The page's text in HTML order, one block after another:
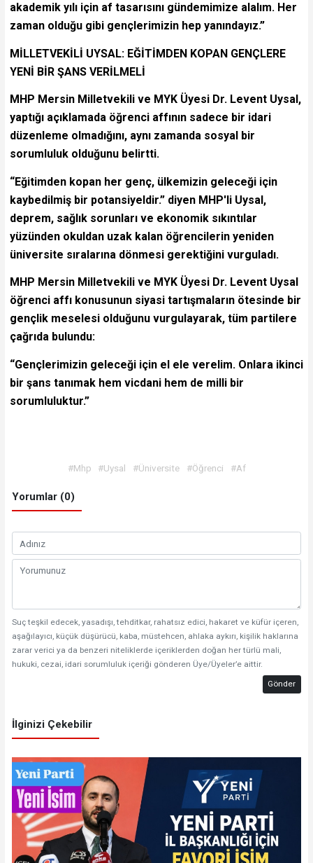
akademik yılı için af tasarısını gündemimize alalım. Her
zaman olduğu gibi gençlerimizin hep yanındayız.”
MİLLETVEKİLİ UYSAL: EĞİTİMDEN KOPAN GENÇLERE
YENİ BİR ŞANS VERİLMELİ
MHP Mersin Milletvekili ve MYK Üyesi Dr. Levent Uysal,
yaptığı açıklamada öğrenci affının sadece bir idari
düzenleme olmadığını, aynı zamanda sosyal bir
sorumluluk olduğunu belirtti.
“Eğitimden kopan her genç, ülkemizin geleceği için
kaybedilmiş bir potansiyeldir.” diyen MHP'li Uysal,
deprem, sağlık sorunları ve ekonomik sıkıntılar
yüzünden okuldan uzak kalan öğrencilerin yeniden
üniversite sıralarına dönmesi gerektiğini vurguladı.
MHP Mersin Milletvekili ve MYK Üyesi Dr. Levent Uysal
öğrenci affı konusunun siyasi tartışmaların ötesinde bir
gençlik meselesi olduğunu vurgulayarak, tüm partilere
çağrıda bulundu:
“Gençlerimizin geleceği için el ele verelim. Onlara ikinci
bir şans tanımak hem vicdani hem de milli bir
sorumluluktur.”
#Mhp #Uysal #Üniversite #Öğrenci #Af
Yorumlar (0)
Suç teşkil edecek, yasadışı, tehditkar, rahatsız edici, hakaret ve küfür içeren,
aşağılayıcı, küçük düşürücü, kaba, müstehcen, ahlaka aykırı, kişilik haklarına
zarar verici ya da benzeri niteliklerde içeriklerden doğan her türlü mali,
hukuki, cezai, idari sorumluluk içeriği gönderen Üye/Üyeler’e aittir.
Gönder
İlginizi Çekebilir